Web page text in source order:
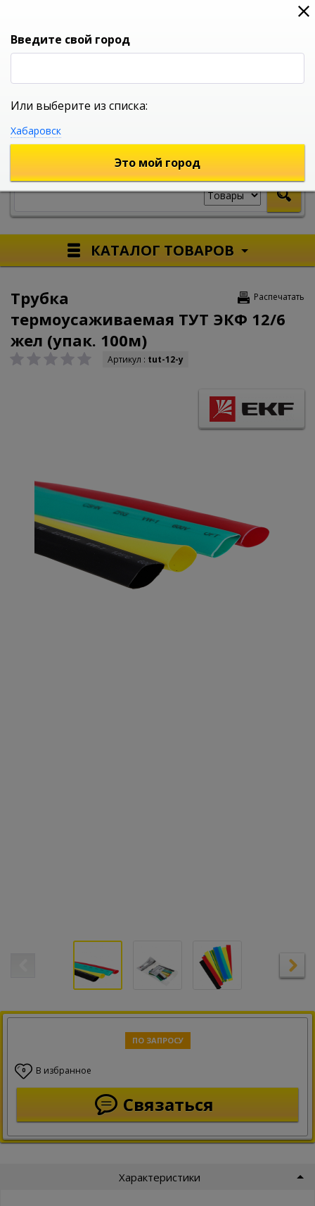
0
УНИВЕРСАЛЬНЫЙ ИНТЕРНЕТ МАГАЗИН
КАТАЛОГ ТОВАРОВ
Распечатать
Трубка
термоусаживаемая ТУТ ЭКФ 12/6
жел (упак. 100м)
Артикул : tut-12-y
ПО ЗАПРОСУ
0 В избранное
Связаться
Характеристики
Введите свой город
Или выберите из списка:
Хабаровск
Это мой город